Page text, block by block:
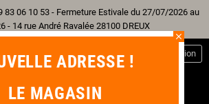
83 06 10 53 - Fermeture Estivale du 27/07/2026 au
- 14 rue André Ravalée 28100 DREUX
Connexion
close
ADRESSE !
LE MAGASIN